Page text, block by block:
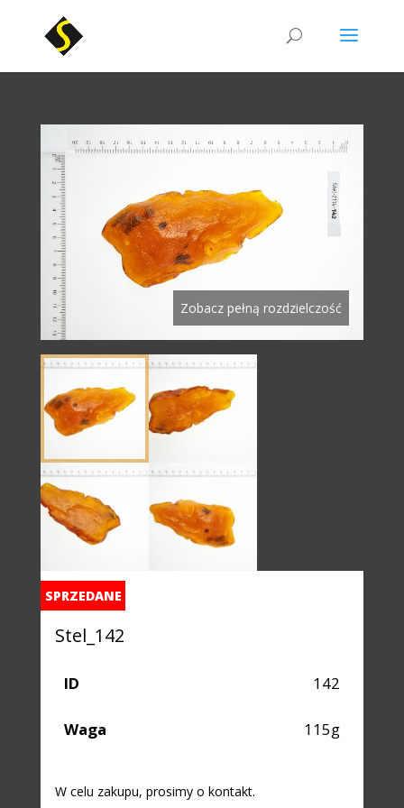
Zobacz pełną rozdzielczość
SPRZEDANE
Stel_142
ID 142
Waga 115g
W celu zakupu, prosimy o kontakt.